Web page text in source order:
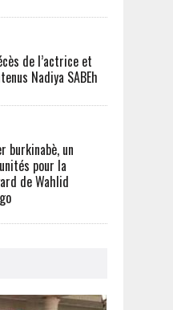
de l’actrice et
Nadiya SABEh
burkinabè, un
pour la
de Wahlid